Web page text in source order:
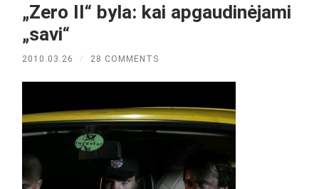
„Zero II“ byla: kai apgaudinėjami
„savi“
2010.03.26 / 28 COMMENTS